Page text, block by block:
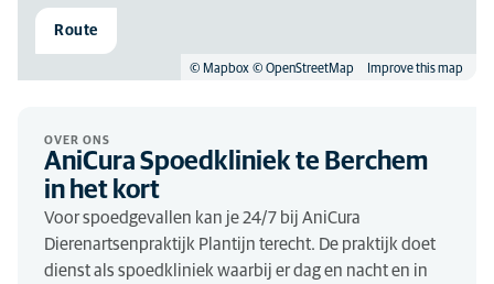
© Mapbox © OpenStreetMap Improve this map
Route
OVER ONS
AniCura Spoedkliniek te Berchem
in het kort
Voor spoedgevallen kan je 24/7 bij AniCura
Dierenartsenpraktijk Plantijn terecht. De praktijk doet
dienst als spoedkliniek waarbij er dag en nacht en in